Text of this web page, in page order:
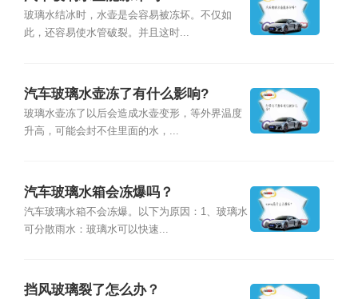
玻璃水结冰时，水壶是会容易被冻坏。不仅如
此，还容易使水管破裂。并且这时...
汽车玻璃水壶冻了有什么影响?
玻璃水壶冻了以后会造成水壶变形，等外界温度
升高，可能会封不住里面的水，...
汽车玻璃水箱会冻爆吗？
汽车玻璃水箱不会冻爆。以下为原因：1、玻璃水
可分散雨水：玻璃水可以快速...
挡风玻璃裂了怎么办？